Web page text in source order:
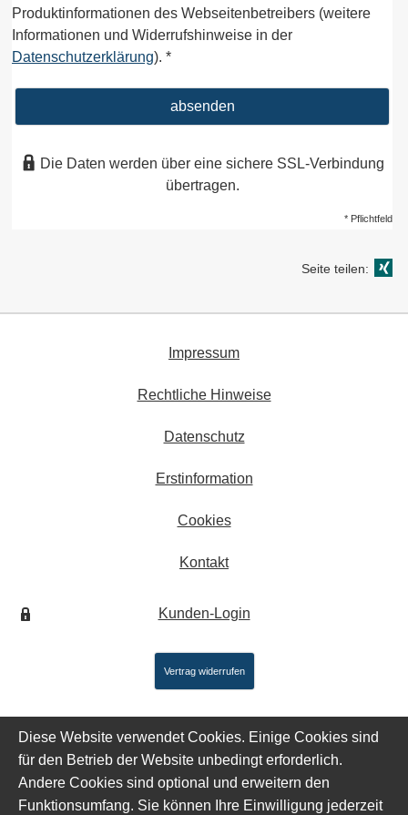
Produktinformationen des Webseitenbetreibers (weitere
Informationen und Widerrufshinweise in der
Datenschutzerklärung). *
absenden
Die Daten werden über eine sichere SSL-Verbindung
übertragen.
* Pflichtfeld
Seite teilen:
Impressum
Rechtliche Hinweise
Datenschutz
Erstinformation
Cookies
Kontakt
Kunden-Login
Vertrag widerrufen
Diese Website verwendet Cookies. Einige Cookies sind
für den Betrieb der Website unbedingt erforderlich.
Andere Cookies sind optional und erweitern den
Funktionsumfang. Sie können Ihre Einwilligung jederzeit